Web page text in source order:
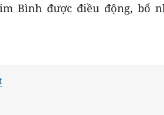
Bình được điều động, bổ